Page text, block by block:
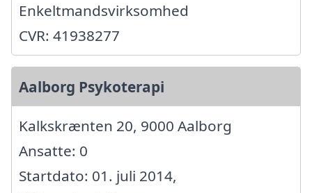
Enkeltmandsvirksomhed
CVR: 41938277
Aalborg Psykoterapi
Kalkskrænten 20, 9000 Aalborg
Ansatte: 0
Startdato: 01. juli 2014,